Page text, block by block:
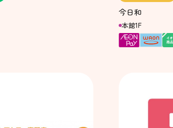
今日和
本館1F